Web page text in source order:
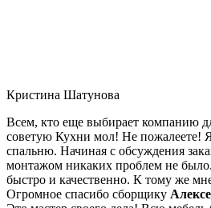
Кристина Шатунова
Всем, кто еще выбирает компанию
советую Кухни мол! Не пожалеете!
спальню. Начиная с обсуждения
монтажом никаких проблем не
быстро и качественно. К тому же
Огромное спасибо сборщику